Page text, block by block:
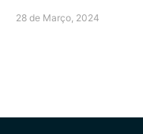
28 de Março, 2024